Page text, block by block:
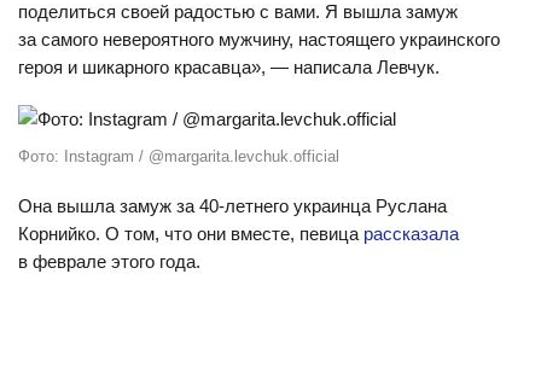
поделиться своей радостью с вами. Я вышла замуж
за самого невероятного мужчину, настоящего украинского
героя и шикарного красавца», — написала Левчук.
Фото: Instagram / @margarita.levchuk.official
Она вышла замуж за 40-летнего украинца Руслана
Корнийко. О том, что они вместе, певица рассказала
в феврале этого года.